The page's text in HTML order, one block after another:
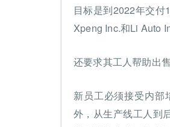
目标是到2022年交付
Xpeng Inc.和Li Auto
还要求其工人帮助出
新员工必须接受内部
外，从生产线工人到